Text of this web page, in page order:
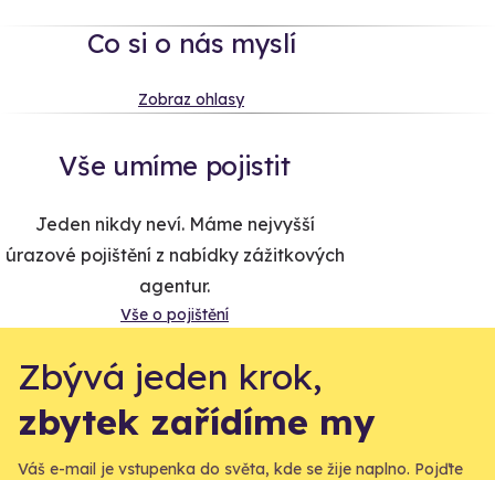
Co si o nás myslí
Zobraz ohlasy
Vše umíme pojistit
Jeden nikdy neví. Máme nejvyšší
úrazové pojištění z nabídky zážitkových
agentur.
Vše o pojištění
Zbývá jeden krok,
zbytek zařídíme my
Váš e-mail je vstupenka do světa, kde se žije naplno. Pojďte